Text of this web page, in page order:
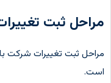
مراحل ثبت
مراحل ثبت تغییرات شرکت
است.